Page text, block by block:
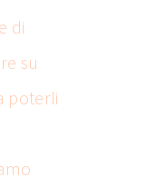
di
su
poterli